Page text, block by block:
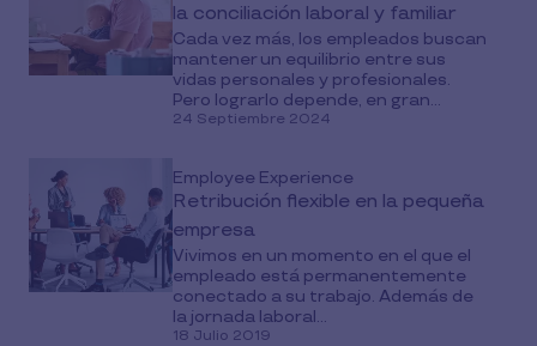
la conciliación laboral y familiar
Cada vez más, los empleados buscan
mantener un equilibrio entre sus
vidas personales y profesionales.
Pero lograrlo depende, en gran...
24 Septiembre 2024
Employee Experience
Retribución flexible en la pequeña
empresa
Vivimos en un momento en el que el
empleado está permanentemente
conectado a su trabajo. Además de
la jornada laboral...
18 Julio 2019